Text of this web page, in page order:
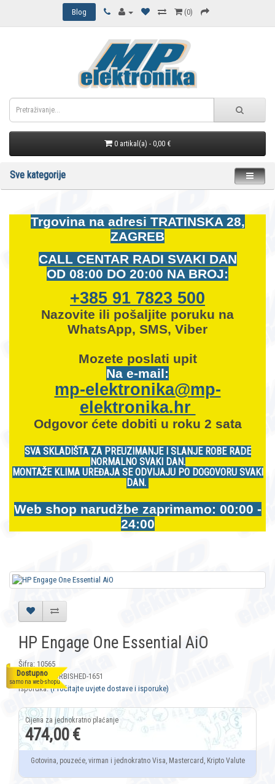
Blog (0)
0 artikal(a) - 0,00 €
Sve kategorije
Trgovina na adresi TRATINSKA 28,
ZAGREB
CALL CENTAR RADI SVAKI DAN
OD 08:00 DO 20:00 NA BROJ:
+385 91 7823 500
Nazovite ili pošaljite poruku na
WhatsApp, SMS, Viber
Mozete poslati upit
Na e-mail:
mp-elektronika@mp-
elektronika.hr
Odgovor ćete dobiti u roku 2 sata
SVA SKLADIŠTA ZA PREUZIMANJE I SLANJE ROBE RADE
NORMALNO SVAKI DAN.
MONTAŽE KLIMA UREĐAJA SE ODVIJAJU PO DOGOVORU SVAKI
DAN.
Web shop narudžbe zaprimamo: 00:00 -
24:00
Dostupno
samo na web-shopu
HP Engage One Essential AiO
Šifra: 10565
Model: REFURBISHED-1651
Isporuka:(Pročitajte uvjete dostave i isporuke)
474,00 €
Gotovina, pouzeće, virman i jednokratno Visa, Mastercard, Kripto Valute